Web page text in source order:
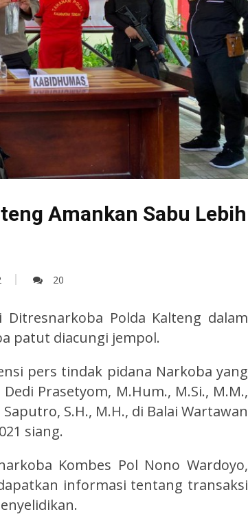
Amankan Sabu Lebih
20
Ditresnarkoba Polda Kalteng dalam
patut diacungi jempol.
pers tindak pidana Narkoba yang
Prasetyom, M.Hum., M.Si., M.M.,
S.H., M.H., di Balai Wartawan
siang.
Kombes Pol Nono Wardoyo,
informasi tentang transaksi